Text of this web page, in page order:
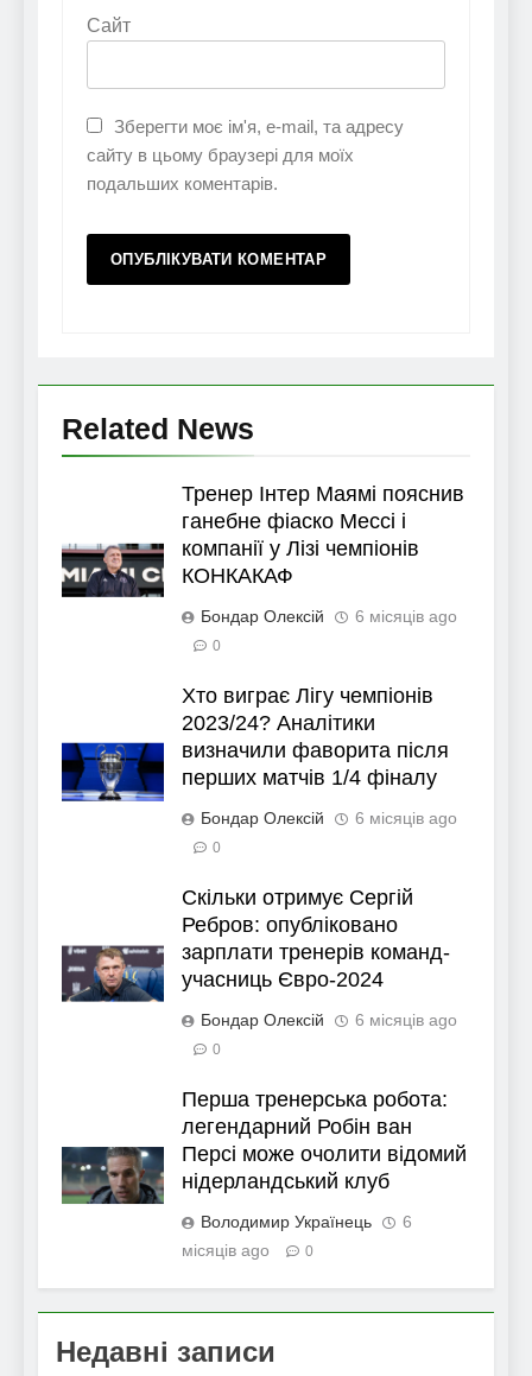
Сайт
Зберегти моє ім'я, e-mail, та адресу
сайту в цьому браузері для моїх
подальших коментарів.
Related News
Тренер Інтер Маямі пояснив
ганебне фіаско Мессі і
компанії у Лізі чемпіонів
КОНКАКАФ
Бондар Олексій 6 місяців ago
0
Хто виграє Лігу чемпіонів
2023/24? Аналітики
визначили фаворита після
перших матчів 1/4 фіналу
Бондар Олексій 6 місяців ago
0
Скільки отримує Сергій
Ребров: опубліковано
зарплати тренерів команд-
учасниць Євро-2024
Бондар Олексій 6 місяців ago
0
Перша тренерська робота:
легендарний Робін ван
Персі може очолити відомий
нідерландський клуб
Володимир Українець
6
місяців ago
0
Недавні записи